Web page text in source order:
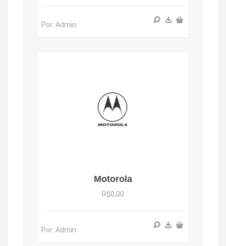
Por: Admin
Motorola
R$0,00
Por: Admin